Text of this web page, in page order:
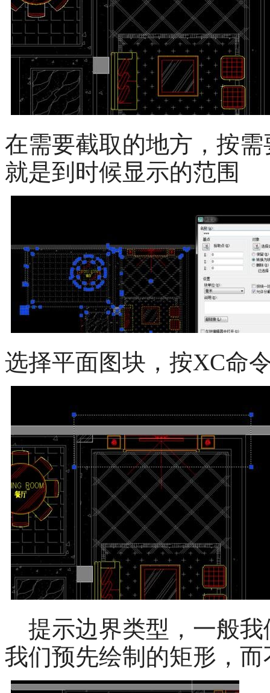
在需要截取的地方，按
就是到时候显示的范围
选择平面图块，按XC命
提示边界类型，一般我
我们预先绘制的矩形，